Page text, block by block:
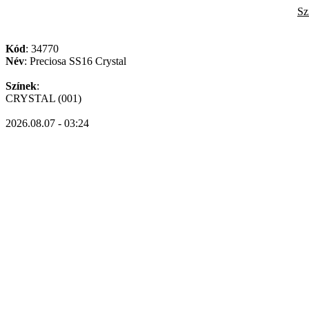
Kód: 34770
Név: Preciosa SS16 Crystal
Színek:
CRYSTAL (001)
2026.08.07 - 03:24